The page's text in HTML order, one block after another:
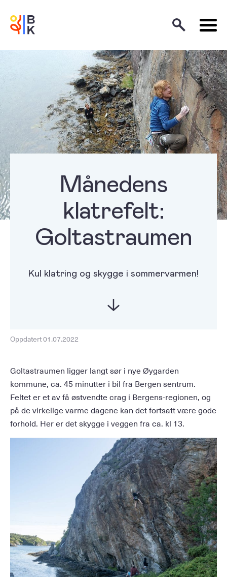
Månedens
klatrefelt:
Goltastraumen
Kul klatring og skygge i sommervarmen!
Oppdatert 01.07.2022
Goltastraumen ligger langt sør i nye Øygarden
kommune, ca. 45 minutter i bil fra Bergen sentrum.
Feltet er et av få østvendte crag i Bergens-regionen, og
på de virkelige varme dagene kan det fortsatt være gode
forhold. Her er det skygge i veggen fra ca. kl 13.